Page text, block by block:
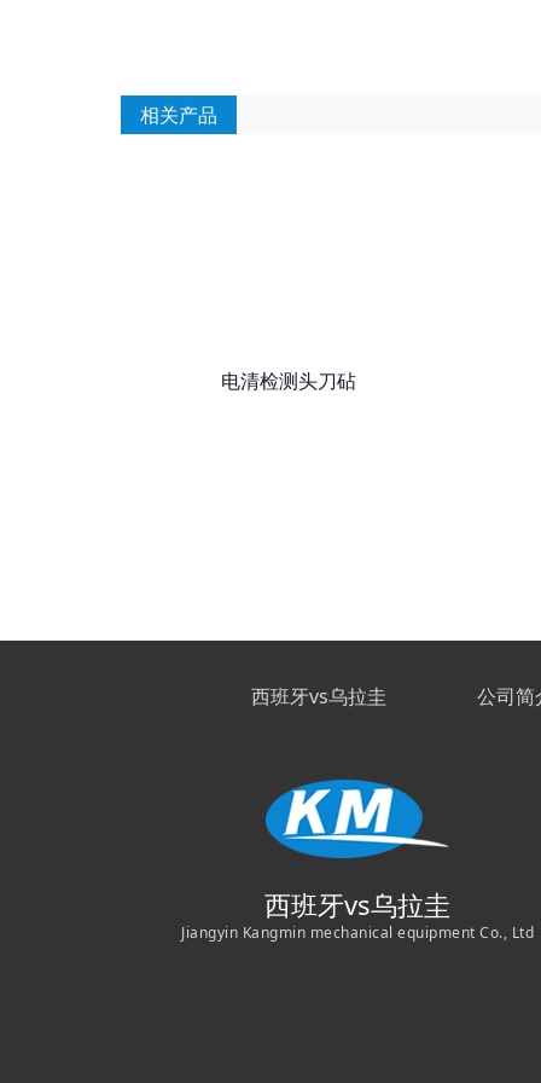
相关产品
电清检测头刀砧
西班牙vs乌拉圭 公司简
西班牙vs乌拉圭
Jiangyin Kangmin mechanical equipment Co., Ltd